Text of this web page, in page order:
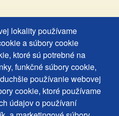
lokality používame
a súbory cookie
ktoré sú potrebné na
funkčné súbory cookie,
používanie webovej
cookie, ktoré používame
údajov o používaní